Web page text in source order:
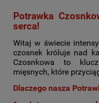
Potrawka
serca!
Witaj w świecie
czosnek króluje nad
Czosnkowa to
mięsnych, które
Dlaczego nasza